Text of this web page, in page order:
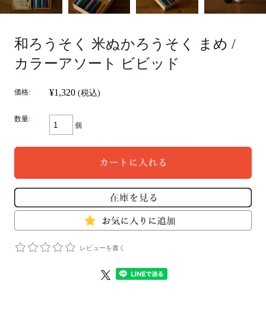
和ろうそく 米ぬかろうそく まめ /
カラーアソート ビビッド
価格: ¥1,320 (税込)
数量:
個
レビューを書く